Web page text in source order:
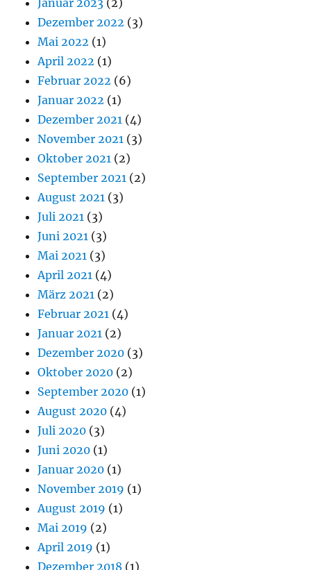
Dezember 2022 (3)
Mai 2022 (1)
April 2022 (1)
Februar 2022 (6)
Januar 2022 (1)
Dezember 2021 (4)
November 2021 (3)
Oktober 2021 (2)
September 2021 (2)
August 2021 (3)
Juli 2021 (3)
Juni 2021 (3)
Mai 2021 (3)
April 2021 (4)
März 2021 (2)
Februar 2021 (4)
Januar 2021 (2)
Dezember 2020 (3)
Oktober 2020 (2)
September 2020 (1)
August 2020 (4)
Juli 2020 (3)
Juni 2020 (1)
Januar 2020 (1)
November 2019 (1)
August 2019 (1)
Mai 2019 (2)
April 2019 (1)
Dezember 2018 (1)